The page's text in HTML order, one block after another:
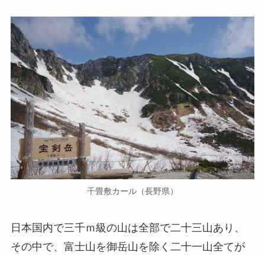
千畳敷カール（長野県）
日本国内で三千ｍ級の山は全部で二十三山あり、
その中で、富士山を御岳山を除く二十一山全てが